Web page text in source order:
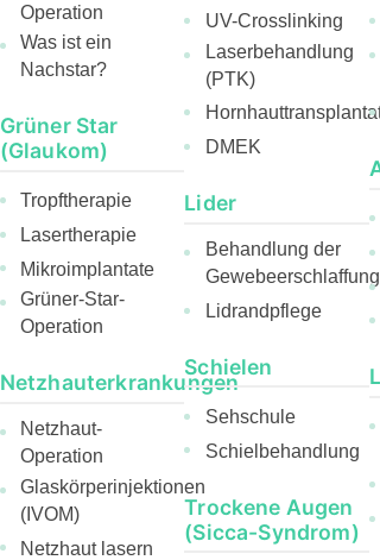
Operation
Was ist ein
Nachstar?
Grüner Star
(Glaukom)
Tropftherapie
Lasertherapie
Mikroimplantate
Grüner-Star-
Operation
Netzhauterkrankungen
Netzhaut-
Operation
Glaskörperinjektionen
(IVOM)
Netzhaut lasern
UV-Crosslinking
Laserbehandlung
(PTK)
DMEK
Lider
Behandlung der
Gewebeerschlaffung
Lidrandpflege
Schielen
Sehschule
Schielbehandlung
Trockene Augen
(Sicca-Syndrom)